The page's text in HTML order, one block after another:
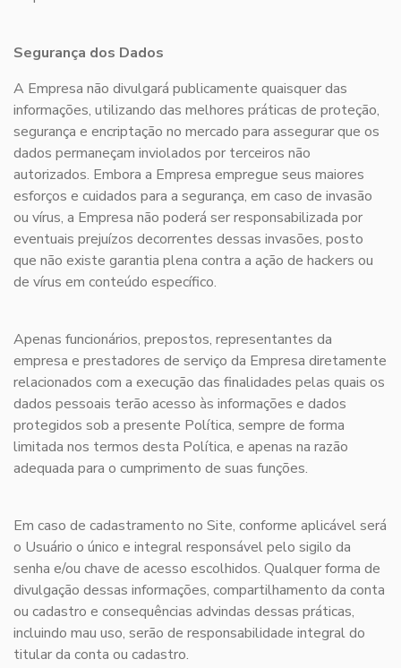
Segurança dos Dados
A Empresa não divulgará publicamente quaisquer das
informações, utilizando das melhores práticas de proteção,
segurança e encriptação no mercado para assegurar que os
dados permaneçam inviolados por terceiros não
autorizados. Embora a Empresa empregue seus maiores
esforços e cuidados para a segurança, em caso de invasão
ou vírus, a Empresa não poderá ser responsabilizada por
eventuais prejuízos decorrentes dessas invasões, posto
que não existe garantia plena contra a ação de hackers ou
de vírus em conteúdo específico.
Apenas funcionários, prepostos, representantes da
empresa e prestadores de serviço da Empresa diretamente
relacionados com a execução das finalidades pelas quais os
dados pessoais terão acesso às informações e dados
protegidos sob a presente Política, sempre de forma
limitada nos termos desta Política, e apenas na razão
adequada para o cumprimento de suas funções.
Em caso de cadastramento no Site, conforme aplicável será
o Usuário o único e integral responsável pelo sigilo da
senha e/ou chave de acesso escolhidos. Qualquer forma de
divulgação dessas informações, compartilhamento da conta
ou cadastro e consequências advindas dessas práticas,
incluindo mau uso, serão de responsabilidade integral do
titular da conta ou cadastro.